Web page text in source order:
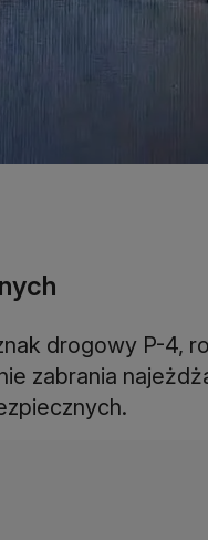
drogowy P-4,
zabrania